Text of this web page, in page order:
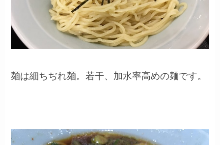
麺は細ちぢれ麺。若干、加水率高めの麺です。